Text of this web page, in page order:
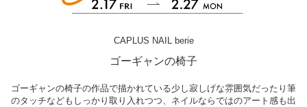
CAPLUS NAIL berie
ゴーギャンの椅子
ゴーギャンの椅子の作品で描かれている少し寂しげな雰囲気だったり筆
のタッチなどもしっかり取り入れつつ、ネイルならではのアート感も出